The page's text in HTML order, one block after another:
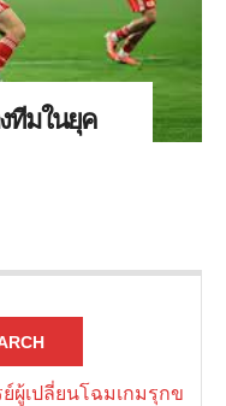
ทีมในยุค
ย์ผู้เปลี่ยนโฉมเกมรุกข